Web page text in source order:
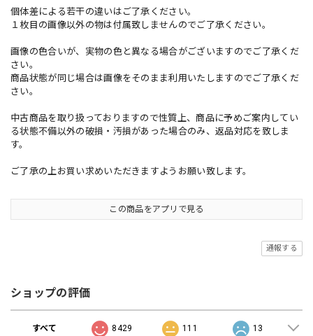
個体差による若干の違いはご了承ください。
１枚目の画像以外の物は付属致しませんのでご了承ください。
画像の色合いが、実物の色と異なる場合がございますのでご了承くだ
さい。
商品状態が同じ場合は画像をそのまま利用いたしますのでご了承くだ
さい。
中古商品を取り扱っておりますので性質上、商品に予めご案内してい
る状態不備以外の破損・汚損があった場合のみ、返品対応を致しま
す。
ご了承の上お買い求めいただきますようお願い致します。
この商品をアプリで見る
通報する
ショップの評価
すべて 8429 111 13